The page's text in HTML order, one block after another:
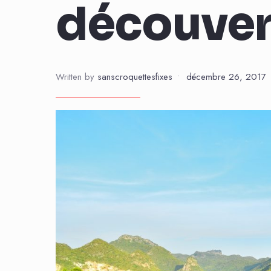
Written by sanscroquettesfixes • décembre 26, 2017